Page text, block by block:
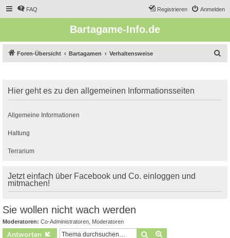
FAQ Anmelden
Registrieren
Bartagame-Info.de
Foren-Übersicht Bartagamen Verhaltensweise
e
Hier geht es zu den allgemeinen Informationsseiten
Allgemeine Informationen
Haltung
Terrarium
Jetzt einfach über Facebook und Co. einloggen und
mitmachen!
Sie wollen nicht wach werden
Moderatoren: Co-Administratoren Moderatoren
Antworten Suche